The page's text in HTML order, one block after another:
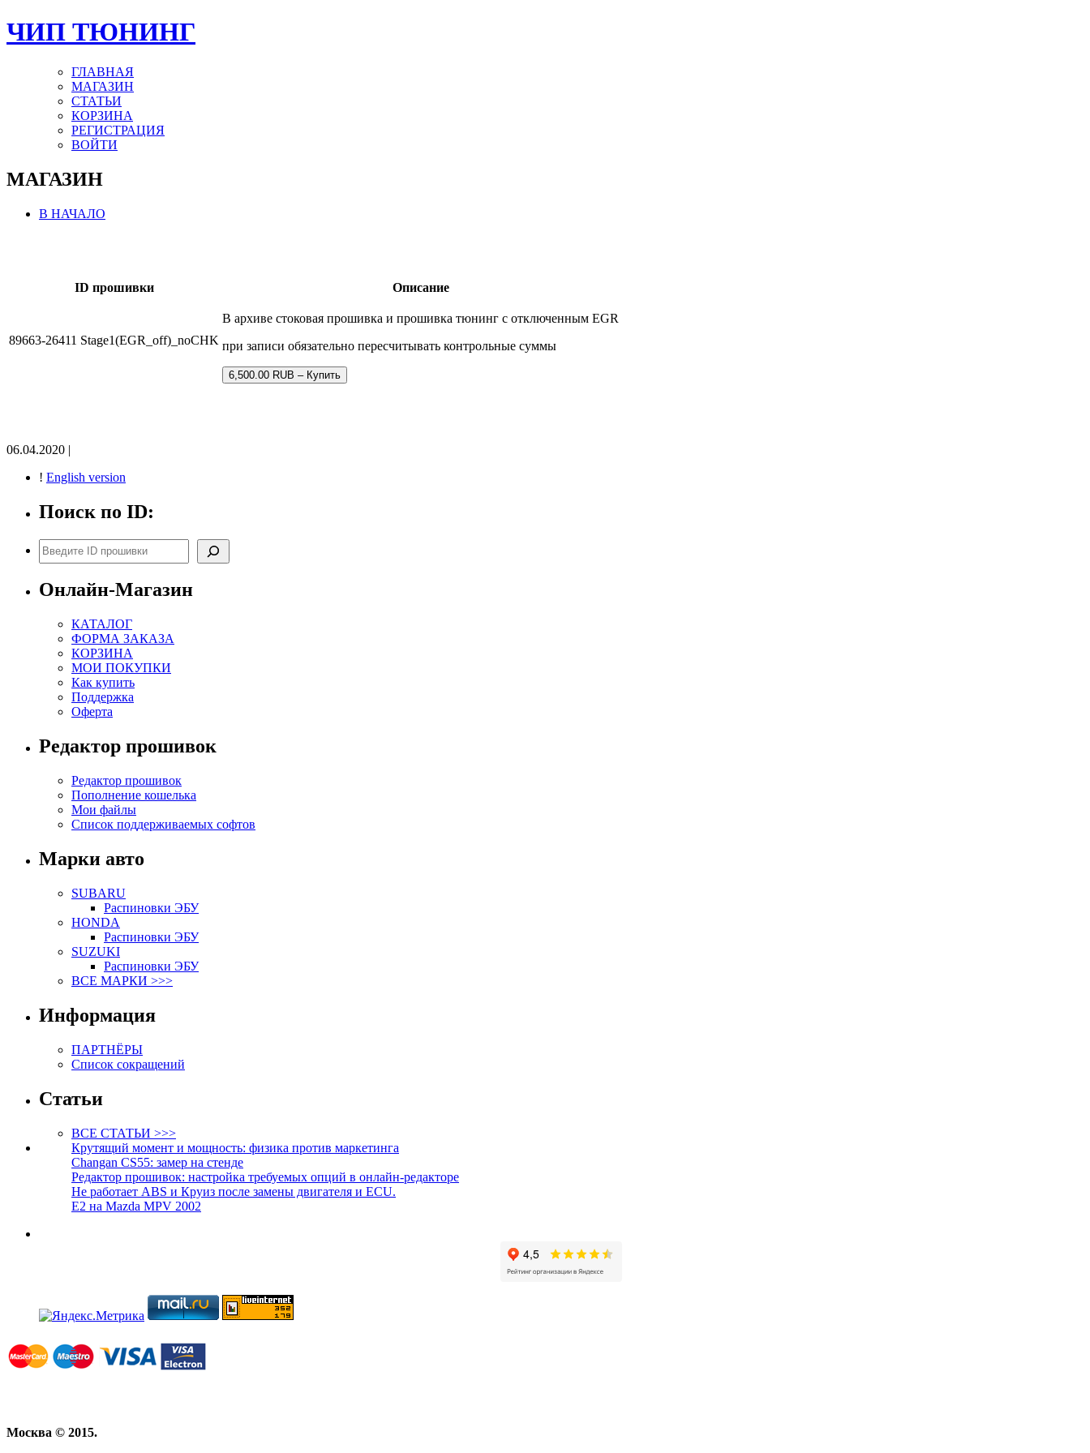
ЧИП ТЮНИНГ
ГЛАВНАЯ
МАГАЗИН
СТАТЬИ
КОРЗИНА
РЕГИСТРАЦИЯ
ВОЙТИ
МАГАЗИН
В НАЧАЛО
ID прошивки Описание
89663-26411 Stage1(EGR_off)_noCHK
В архиве стоковая прошивка и прошивка тюнинг с отключенным EGR
при записи обязательно пересчитывать контрольные суммы
6,500.00 RUB – Купить
06.04.2020 |
! English version
Поиск по ID:
Поиск
Онлайн-Магазин
КАТАЛОГ
ФОРМА ЗАКАЗА
КОРЗИНА
МОИ ПОКУПКИ
Как купить
Поддержка
Оферта
Редактор прошивок
Редактор прошивок
Пополнение кошелька
Мои файлы
Список поддерживаемых софтов
Марки авто
SUBARU
Распиновки ЭБУ
HONDA
Распиновки ЭБУ
SUZUKI
Распиновки ЭБУ
ВСЕ МАРКИ >>>
Информация
ПАРТНЁРЫ
Список сокращений
Статьи
ВСЕ СТАТЬИ >>>
Крутящий момент и мощность: физика против маркетинга
Changan CS55: замер на стенде
Редактор прошивок: настройка требуемых опций в онлайн-редакторе
Не работает ABS и Круиз после замены двигателя и ECU.
E2 на Mazda MPV 2002
Москва © 2015.